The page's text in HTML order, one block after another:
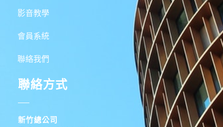
影音教學
會員系統
聯絡我們
聯絡方式
新竹總公司